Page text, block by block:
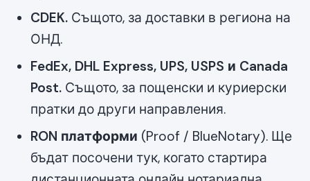
CDEK. Същото, за доставки в региона на
ОНД.
FedEx, DHL Express, UPS, USPS и Canada
Post. Същото, за пощенски и куриерски
пратки до други направления.
RON платформи (Proof / BlueNotary). Ще
бъдат посочени тук, когато стартира